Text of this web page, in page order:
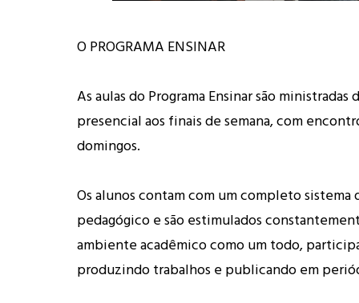
O PROGRAMA ENSINAR
As aulas do Programa Ensinar são ministradas
presencial aos finais de semana, com
domingos.
Os alunos contam com um completo sistema
pedagógico e são estimulados
ambiente acadêmico como um todo,
produzindo trabalhos e publicando em